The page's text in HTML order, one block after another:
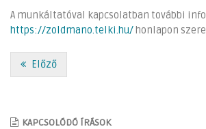
A munkáltatóval kapcsolatban további
https://zoldmano.telki.hu/ honlapon
Előző
KAPCSOLÓDÓ ÍRÁSOK